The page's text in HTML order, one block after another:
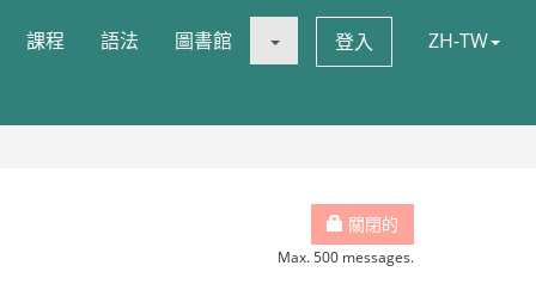
課程 語法 圖書館 登入 ZH-TW
關閉的
Max. 500 messages.